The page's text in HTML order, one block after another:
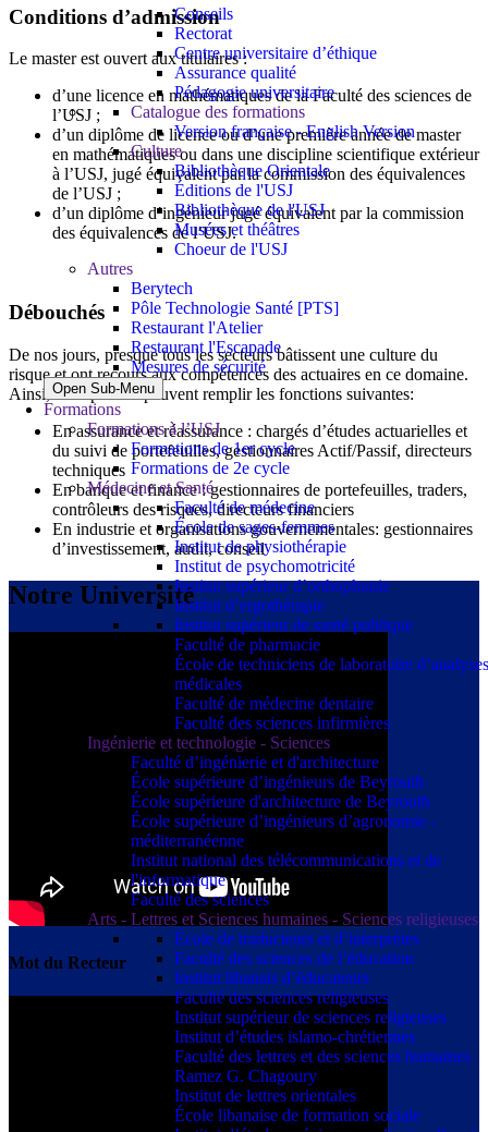
Conseils
Rectorat
Centre universitaire d’éthique
Assurance qualité
Pédagogie universitaire
Catalogue des formations
Version française - English Version
Culture
Bibliothèque Orientale
Éditions de l'USJ
Bibliothèque de l'USJ
Musées et théâtres
Choeur de l'USJ
Autres
Berytech
Pôle Technologie Santé [PTS]
Restaurant l'Atelier
Restaurant l'Escapade
Mesures de sécurité
Open Sub-Menu
Formations
Formations à l’USJ
Formations de 1er cycle
Formations de 2e cycle
Médecine et Santé
Faculté de médecine
École de sages-femmes
Institut de physiothérapie
Institut de psychomotricité
Institut supérieur d’orthophonie
Institut d’ergothérapie
Institut supérieur de santé publique
Faculté de pharmacie
École de techniciens de laboratoire d’analyses
médicales
Faculté de médecine dentaire
Faculté des sciences infirmières
Ingénierie et technologie - Sciences
Faculté d’ingénierie et d'architecture
École supérieure d’ingénieurs de Beyrouth
École supérieure d'architecture de Beyrouth
École supérieure d’ingénieurs d’agronomie -
méditerranéenne
Institut national des télécommunications et de
l'informatique
Faculté des sciences
Arts - Lettres et Sciences humaines - Sciences religieuses
École de traducteurs et d’interprètes
Faculté des sciences de l’éducation
Institut libanais d’éducateurs
Faculté des sciences religieuses
Institut supérieur de sciences religieuses
Institut d’études islamo-chrétiennes
Faculté des lettres et des sciences humaines
Ramez G. Chagoury
Institut de lettres orientales
École libanaise de formation sociale
Conditions d’admission
Le master est ouvert aux titulaires :
d’une licence en mathématiques de la Faculté des sciences de
l’USJ ;
d’un diplôme de licence ou d’une première année de master
en mathématiques ou dans une discipline scientifique extérieur
à l’USJ, jugé équivalent par la commission des équivalences
de l’USJ ;
d’un diplôme d’ingénieur jugé équivalent par la commission
des équivalences de l’USJ.
Débouchés
De nos jours, presque tous les secteurs bâtissent une culture du
risque et ont recours aux compétences des actuaires en ce domaine.
Ainsi, les diplômés peuvent remplir les fonctions suivantes:
En assurance et réassurance : chargés d’études actuarielles et
du suivi de portefeuilles, gestionnaires Actif/Passif, directeurs
techniques
En banque et finance : gestionnaires de portefeuilles, traders,
contrôleurs des risques, directeurs financiers
En industrie et organisations gouvernementales: gestionnaires
d’investissement, audit, conseil
Notre Université
Mot du Recteur